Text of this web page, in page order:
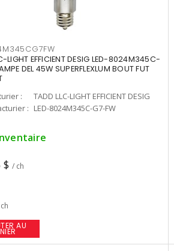
LIGHT EFFICIENT DESIG LED-8024M345C-
DEL 45W SUPERFLEXLUM BOUT FUT
:
TADD LLC-LIGHT EFFICIENT DESIG
: LED-8024M345C-G7-FW
$ / ch
ch
AU